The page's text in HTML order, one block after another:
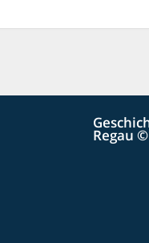
Regau